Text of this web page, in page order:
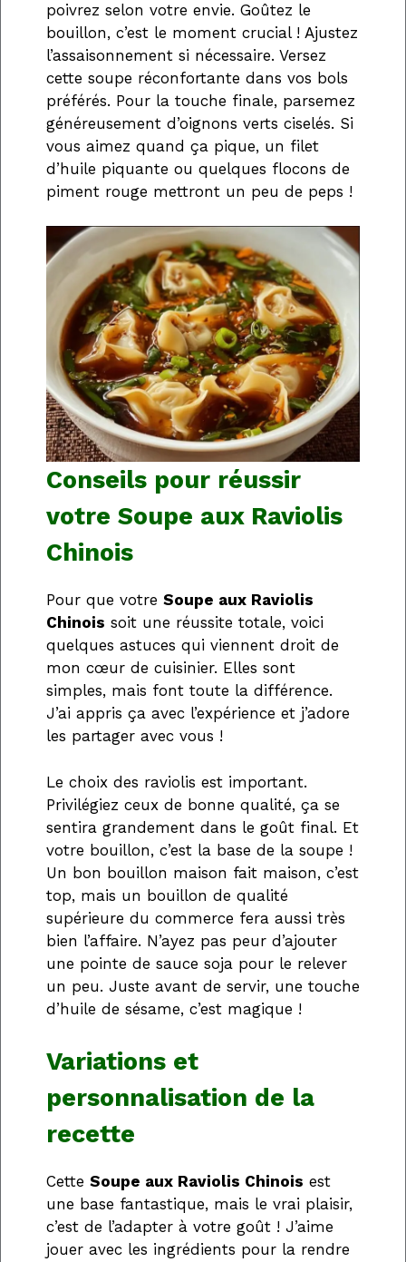
poivrez selon votre envie. Goûtez le
bouillon, c’est le moment crucial ! Ajustez
l’assaisonnement si nécessaire. Versez
cette soupe réconfortante dans vos bols
préférés. Pour la touche finale, parsemez
généreusement d’oignons verts ciselés. Si
vous aimez quand ça pique, un filet
d’huile piquante ou quelques flocons de
piment rouge mettront un peu de peps !
Conseils pour réussir
votre Soupe aux Raviolis
Chinois
Pour que votre Soupe aux Raviolis
Chinois soit une réussite totale, voici
quelques astuces qui viennent droit de
mon cœur de cuisinier. Elles sont
simples, mais font toute la différence.
J’ai appris ça avec l’expérience et j’adore
les partager avec vous !
Le choix des raviolis est important.
Privilégiez ceux de bonne qualité, ça se
sentira grandement dans le goût final. Et
votre bouillon, c’est la base de la soupe !
Un bon bouillon maison fait maison, c’est
top, mais un bouillon de qualité
supérieure du commerce fera aussi très
bien l’affaire. N’ayez pas peur d’ajouter
une pointe de sauce soja pour le relever
un peu. Juste avant de servir, une touche
d’huile de sésame, c’est magique !
Variations et
personnalisation de la
recette
Cette Soupe aux Raviolis Chinois est
une base fantastique, mais le vrai plaisir,
c’est de l’adapter à votre goût ! J’aime
jouer avec les ingrédients pour la rendre